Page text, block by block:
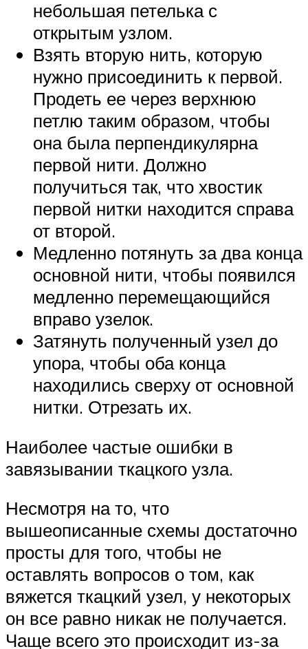
небольшая петелька с
открытым узлом.
Взять вторую нить, которую
нужно присоединить к первой.
Продеть ее через верхнюю
петлю таким образом, чтобы
она была перпендикулярна
первой нити. Должно
получиться так, что хвостик
первой нитки находится справа
от второй.
Медленно потянуть за два конца
основной нити, чтобы появился
медленно перемещающийся
вправо узелок.
Затянуть полученный узел до
упора, чтобы оба конца
находились сверху от основной
нитки. Отрезать их.
Наиболее частые ошибки в
завязывании ткацкого узла.
Несмотря на то, что
вышеописанные схемы достаточно
просты для того, чтобы не
оставлять вопросов о том, как
вяжется ткацкий узел, у некоторых
он все равно никак не получается.
Чаще всего это происходит из-за